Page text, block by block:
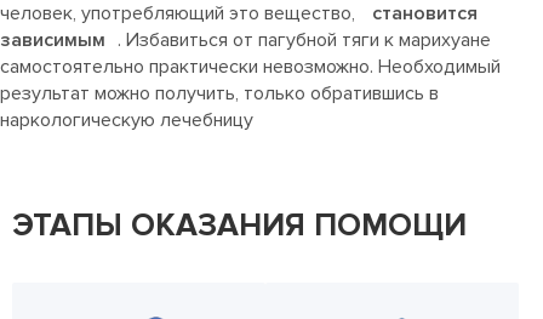
человек, употребляющий это вещество,
становится
зависимым . Избавиться от пагубной тяги к марихуане
самостоятельно практически невозможно. Необходимый
результат можно получить, только обратившись в
наркологическую лечебницу
ЭТАПЫ ОКАЗАНИЯ ПОМОЩИ